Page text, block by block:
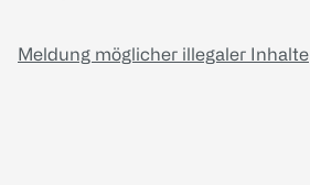
Meldung möglicher illegaler Inhalte